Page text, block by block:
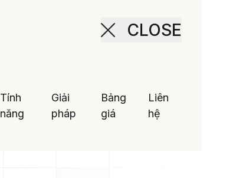
Trải nghiệm
CLOSE
Tính
năng
Giải
pháp
Bảng
giá
Liên
hệ